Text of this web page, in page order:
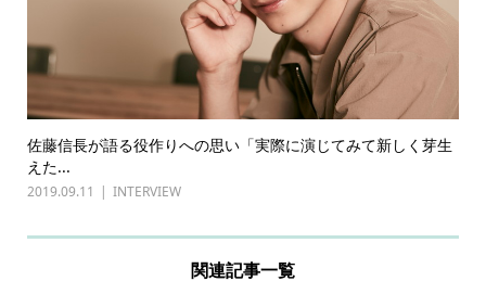
佐藤信長が語る役作りへの思い「実際に演じてみて新しく芽生
えた...
2019.09.11 INTERVIEW
関連記事一覧